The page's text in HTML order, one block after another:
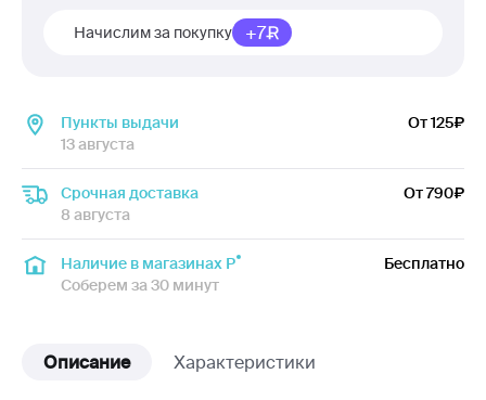
Начислим за покупку +7
Пункты выдачи
13 августа
От 125
Срочная доставка
8 августа
От 790
Наличие в магазинах Р
Соберем за 30 минут
Бесплатно
Описание Характеристики